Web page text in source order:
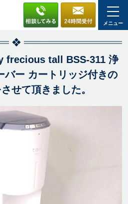
メニュー
frecious tall BSS-311 浄
バー カートリッジ付きの
せて頂きました。